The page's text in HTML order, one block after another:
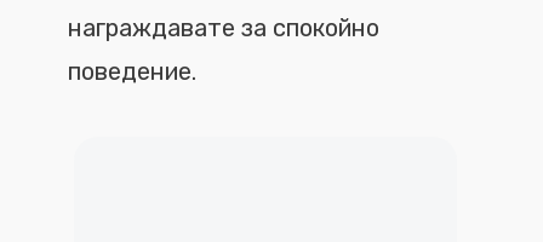
награждавате за спокойно
поведение.